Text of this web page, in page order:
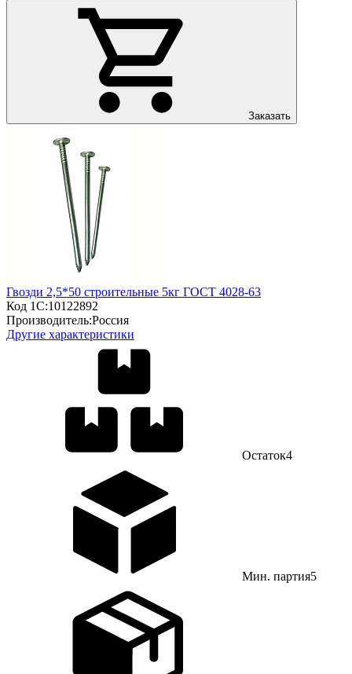
Заказать
Гвозди 2,5*50 строительные 5кг ГОСТ 4028-63
Код 1С:10122892
Производитель:Россия
Другие характеристики
Остаток4
Мин. партия5